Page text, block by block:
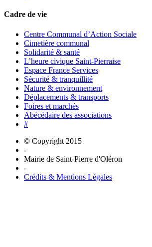
Cadre de vie
Centre Communal d’Action Sociale
Cimetière communal
Solidarité & santé
L’heure civique Saint-Pierraise
Espace France Services
Sécurité & tranquillité
Nature & environnement
Déplacements & transports
Foires et marchés
Abécédaire des associations
#
© Copyright 2015
-
Mairie de Saint-Pierre d'Oléron
-
Crédits & Mentions Légales